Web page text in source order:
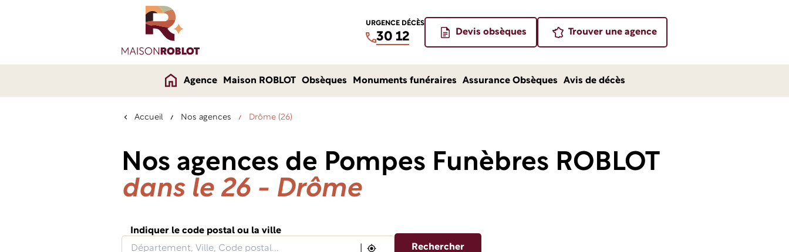
URGENCE DÉCÈS
30 12 Devis obsèques Trouver une agence
Agence Maison ROBLOT Obsèques Monuments funéraires Assurance Obsèques Avis de décès
Accueil Nos agences Drôme (26)
Nos agences de Pompes Funèbres ROBLOT
dans le 26 - Drôme
Indiquer le code postal ou la ville
Rechercher